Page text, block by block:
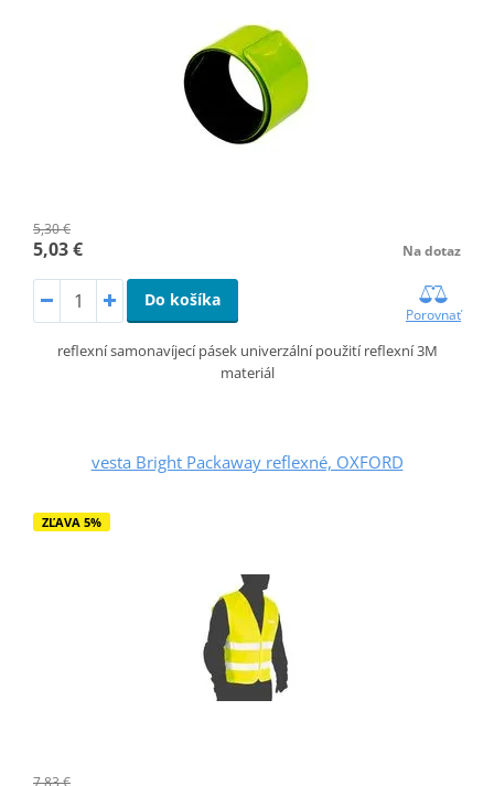
5,30 €
5,03 € Na dotaz
Do košíka
Porovnať
reflexní samonavíjecí pásek univerzální použití reflexní 3M
materiál
vesta Bright Packaway reflexné, OXFORD
ZĽAVA 5%
7,83 €